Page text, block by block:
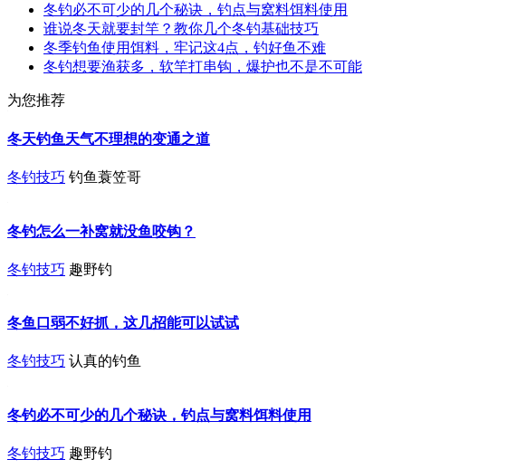
冬钓必不可少的几个秘诀，钓点与窝料饵料使用
谁说冬天就要封竿？教你几个冬钓基础技巧
冬季钓鱼使用饵料，牢记这4点，钓好鱼不难
冬钓想要渔获多，软竿打串钩，爆护也不是不可能
为您推荐
冬天钓鱼天气不理想的变通之道
冬钓技巧 钓鱼蓑笠哥
冬钓怎么一补窝就没鱼咬钩？
冬钓技巧 趣野钓
冬鱼口弱不好抓，这几招能可以试试
冬钓技巧 认真的钓鱼
冬钓必不可少的几个秘诀，钓点与窝料饵料使用
冬钓技巧 趣野钓